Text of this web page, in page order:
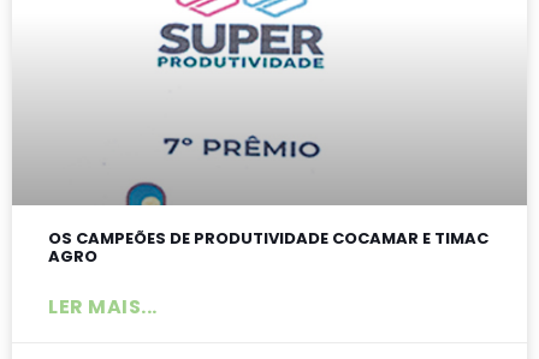
OS CAMPEÕES DE PRODUTIVIDADE COCAMAR E TIMAC
AGRO
LER MAIS...